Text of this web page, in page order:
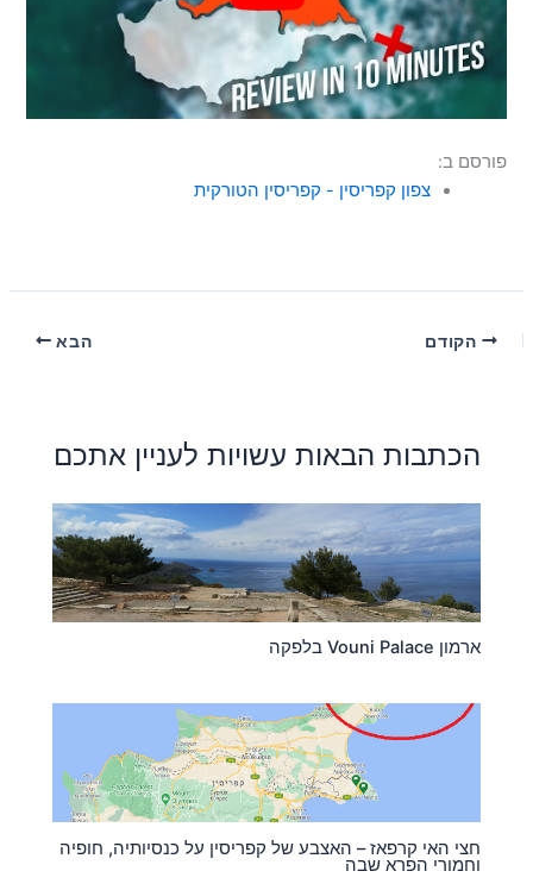
פורסם ב:
צפון קפריסין - קפריסין הטורקית
הקודם הבא
הכתבות הבאות עשויות לעניין אתכם
ארמון Vouni Palace בלפקה
חצי האי קרפאז – האצבע של קפריסין על כנסיותיה, חופיה
וחמורי הפרא שבה